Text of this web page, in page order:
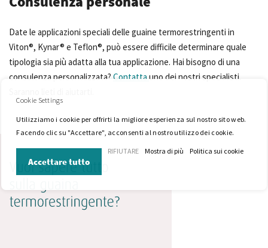
Date le applicazioni speciali delle guaine termorestringenti in
Viton®, Kynar® e Teflon®, può essere difficile determinare quale
tipologia sia più adatta alla tua applicazione. Hai bisogno di una
consulenza personalizzata? Contattauno dei nostri specialisti.
Cookie Settings
Utilizziamo i cookie per offrirti la migliore esperienza sul nostro sito web.
Facendo clic su "Accettare", acconsenti al nostro utilizzo dei cookie.
Accettare tutto
RIFIUTARE Mostra di più Politica sui cookie